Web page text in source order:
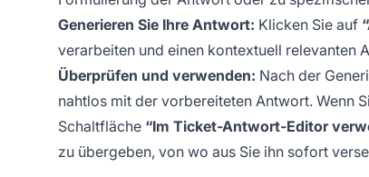
Generieren Sie Ihre Antwort: Klicken Sie auf
verarbeiten und einen kontextuell relevanten
Überprüfen und verwenden: Nach der
nahtlos mit der vorbereiteten Antwort. Wenn
Schaltfläche “Im Ticket-Antwort-Editor
zu übergeben, von wo aus Sie ihn sofort